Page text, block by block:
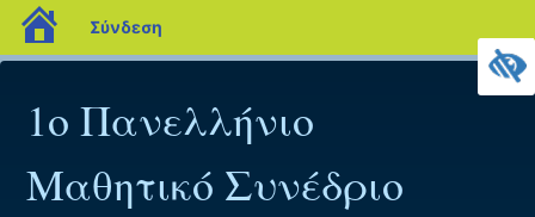
περιεχόμενο
1o Πανελλήνιο
Μαθητικό Συνέδριο
blogs.sch.gr
Σύνδεση